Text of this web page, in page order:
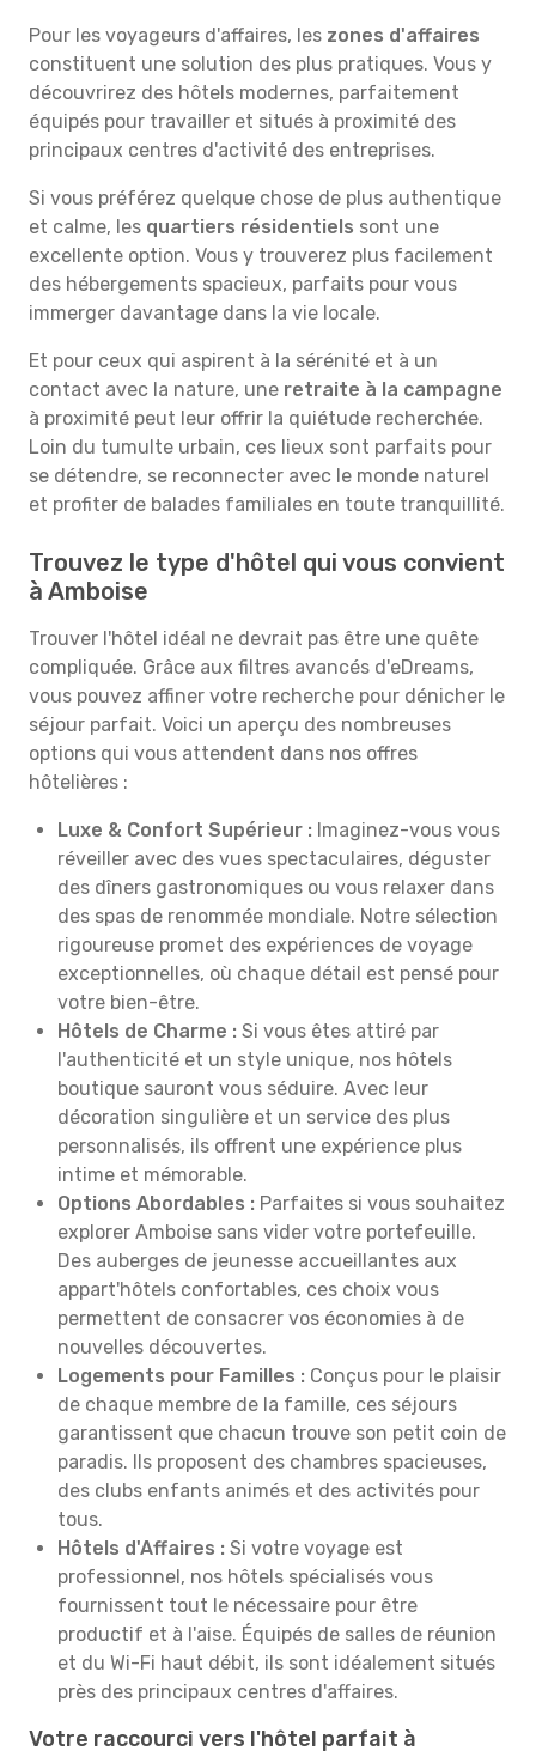
Pour les voyageurs d'affaires, les zones d'affaires
constituent une solution des plus pratiques. Vous y
découvrirez des hôtels modernes, parfaitement
équipés pour travailler et situés à proximité des
principaux centres d'activité des entreprises.
Si vous préférez quelque chose de plus authentique
et calme, les quartiers résidentiels sont une
excellente option. Vous y trouverez plus facilement
des hébergements spacieux, parfaits pour vous
immerger davantage dans la vie locale.
Et pour ceux qui aspirent à la sérénité et à un
contact avec la nature, une retraite à la campagne
à proximité peut leur offrir la quiétude recherchée.
Loin du tumulte urbain, ces lieux sont parfaits pour
se détendre, se reconnecter avec le monde naturel
et profiter de balades familiales en toute tranquillité.
Trouvez le type d'hôtel qui vous convient
à Amboise
Trouver l'hôtel idéal ne devrait pas être une quête
compliquée. Grâce aux filtres avancés d'eDreams,
vous pouvez affiner votre recherche pour dénicher le
séjour parfait. Voici un aperçu des nombreuses
options qui vous attendent dans nos offres
hôtelières :
Luxe & Confort Supérieur : Imaginez-vous vous
réveiller avec des vues spectaculaires, déguster
des dîners gastronomiques ou vous relaxer dans
des spas de renommée mondiale. Notre sélection
rigoureuse promet des expériences de voyage
exceptionnelles, où chaque détail est pensé pour
votre bien-être.
Hôtels de Charme : Si vous êtes attiré par
l'authenticité et un style unique, nos hôtels
boutique sauront vous séduire. Avec leur
décoration singulière et un service des plus
personnalisés, ils offrent une expérience plus
intime et mémorable.
Options Abordables : Parfaites si vous souhaitez
explorer Amboise sans vider votre portefeuille.
Des auberges de jeunesse accueillantes aux
appart'hôtels confortables, ces choix vous
permettent de consacrer vos économies à de
nouvelles découvertes.
Logements pour Familles : Conçus pour le plaisir
de chaque membre de la famille, ces séjours
garantissent que chacun trouve son petit coin de
paradis. Ils proposent des chambres spacieuses,
des clubs enfants animés et des activités pour
tous.
Hôtels d'Affaires : Si votre voyage est
professionnel, nos hôtels spécialisés vous
fournissent tout le nécessaire pour être
productif et à l'aise. Équipés de salles de réunion
et du Wi-Fi haut débit, ils sont idéalement situés
près des principaux centres d'affaires.
Votre raccourci vers l'hôtel parfait à